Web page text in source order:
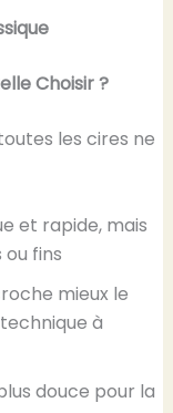
Choisir ?
les cires ne
et rapide, mais
fins
mieux le
à
douce pour la